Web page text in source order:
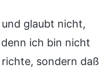
glaubt nicht,
ich bin nicht
sondern daß